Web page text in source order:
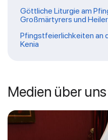
Göttliche Liturgie am
Großmärtyrers und
Pfingstfeierlichkeiten an
Kenia
Medien über uns